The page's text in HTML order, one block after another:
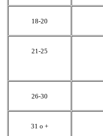
18-20
21-25
26-30
31 o +